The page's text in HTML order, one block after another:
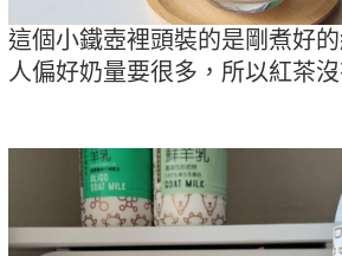
這個小鐵壺裡頭裝的是剛煮好
人偏好奶量要很多，所以紅茶沒